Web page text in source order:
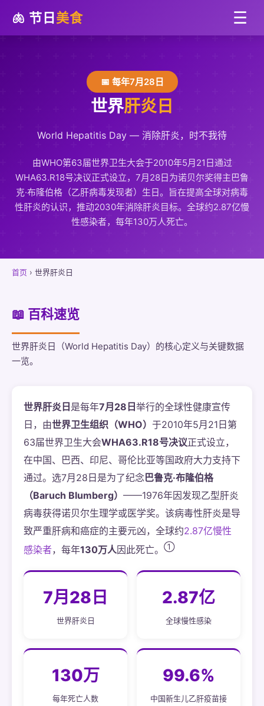
🫁 节日 美食 ☰
📅 每年7月28日
世界肝炎日
World Hepatitis Day — 消除肝炎，时不我待
由WHO第63届世界卫生大会于2010年5月21日通过
WHA63.R18号决议正式设立，7月28日为诺贝尔奖得主巴鲁
克·布隆伯格（乙肝病毒发现者）生日。旨在提高全球对病毒
性肝炎的认识，推动2030年消除肝炎目标。全球约2.87亿慢
性感染者，每年130万人死亡。
首页 › 世界肝炎日
📖 百科速览
世界肝炎日（World Hepatitis Day）的核心定义与关键数据
一览。
世界肝炎日 是每年7月28日 举行的全球性健康宣传
日，由世界卫生组织（WHO） 于2010年5月21日第
63届世界卫生大会WHA63.R18号决议正式设立，
在中国、巴西、印尼、哥伦比亚等国政府大力支持下
通过。选7月28日是为了纪念巴鲁克·布隆伯格
（Baruch Blumberg） ——1976年因发现乙型肝炎
病毒获得诺贝尔生理学或医学奖。该病毒性肝炎是导
致严重肝病和癌症的主要元凶，全球约2.87亿慢性
感染者，每年130万人因此死亡。 ①
7月28日
世界肝炎日
2.87亿
全球慢性感染
130万
每年死亡人数
99.6%
中国新生儿乙肝疫苗接